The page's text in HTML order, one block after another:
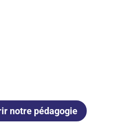
notre pédagogie